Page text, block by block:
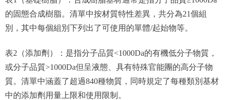
的固態合成樹脂。清單中按材質特性差異，共分為21個組
別，其中每個組別下列出了可使用的單體/起始物等。
表2（添加劑）：是指分子品質<1000Da的有機低分子物質，
或分子品質>1000Da但呈液態、具有特殊官能團的高分子物
質。清單中涵蓋了超過840種物質，同時規定了每種類別基材
中的添加劑用量上限和使用限制。